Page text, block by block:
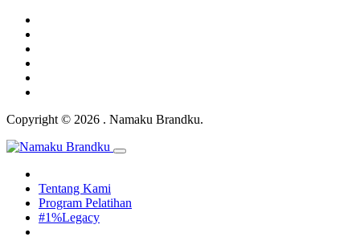
Copyright © 2026 . Namaku Brandku.
Tentang Kami
Program Pelatihan
#1%Legacy